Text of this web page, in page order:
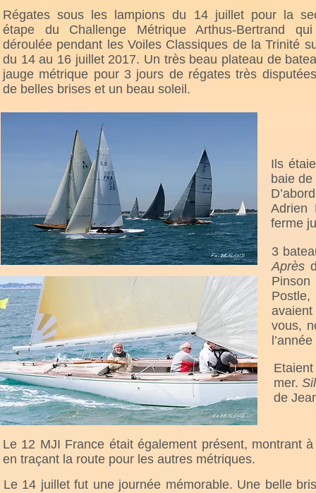
Régates sous les lampions du 14 juillet pour la
étape du Challenge Métrique Arthus-Bertrand qui
déroulée pendant les Voiles Classiques de la Trinité
du 14 au 16 juillet 2017. Un très beau plateau de
jauge métrique pour 3 jours de régates très
de belles brises et un beau soleil.
Ils
baie
Adrien
ferme
3
Après
vous,
mer.
de
Le 12 MJI France était également présent, montrant
en traçant la route pour les autres métriques.
Le 14 juillet fut une journée mémorable. Une belle